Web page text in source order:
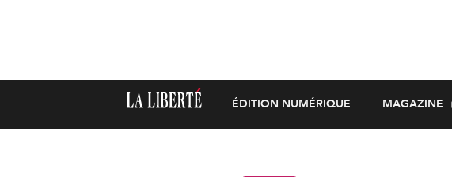
ÉDITION NUMÉRIQUE MAGAZINE